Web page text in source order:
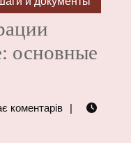
основные
коментарів